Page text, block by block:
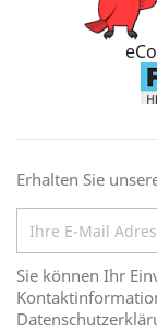
Erhalten Sie
Sie können Ihr